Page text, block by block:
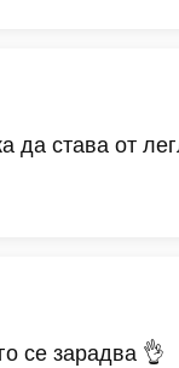
да става от
се зарадва 👌